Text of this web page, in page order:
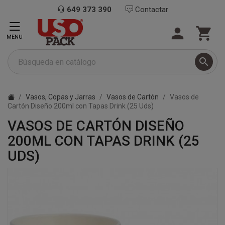
649 373 390 Contactar

 
MENU
Vasos, Copas y Jarras Vasos de Cartón
Vasos de
Cartón Diseño 200ml con Tapas Drink (25 Uds)
VASOS DE CARTÓN DISEÑO
200ML CON TAPAS DRINK (25
UDS)